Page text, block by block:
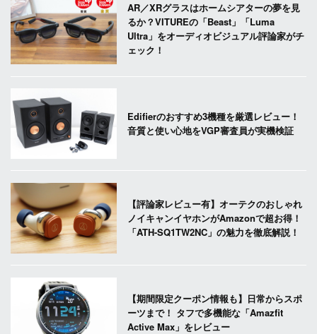
AR／XRグラスはホームシアターの夢を見
るか？VITUREの「Beast」「Luma
Ultra」をオーディオビジュアル評論家がチ
ェック！
Edifierのおすすめ3機種を厳選レビュー！
音質と使い心地をVGP審査員が実機検証
【評論家レビュー有】オーテクのおしゃれ
ノイキャンイヤホンがAmazonで超お得！
「ATH-SQ1TW2NC」の魅力を徹底解説！
【期間限定クーポン情報も】日常からスポ
ーツまで！ タフで多機能な「Amazfit
Active Max」をレビュー